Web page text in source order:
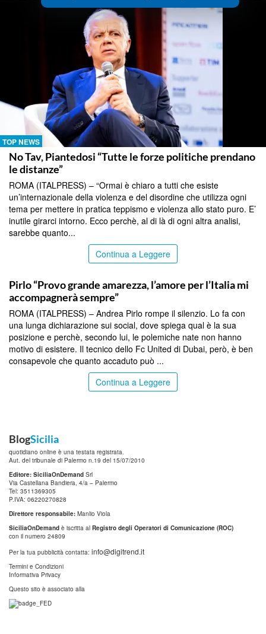
TOP NEWS
No Tav, Piantedosi “Tutte le forze politiche prendano
le distanze”
ROMA (ITALPRESS) – “Ormai è chiaro a tutti che esiste
un’internazionale della violenza e del disordine che utilizza ogni
tema per mettere in pratica teppismo e violenza allo stato puro. E’
inutile girarci intorno. Ecco perchè, al di là di ogni altra analisi,
sarebbe quanto...
Continua a Leggere
Pirlo “Provo grande amarezza, l’amore per l’Italia mi
accompagnerà sempre”
ROMA (ITALPRESS) – Andrea Pirlo rompe il silenzio. Lo fa con
una lunga dichiarazione sui social, dove spiega qual è la sua
posizione e perchè, secondo lui, le polemiche nate non hanno
motivo di esistere. Il tecnico dello Fc United di Dubai, però, è ben
consapevole che quanto accaduto può ...
Continua a Leggere
BlogSicilia
quotidiano online è una testata registrata.
Aut. del tribunale di Palermo n.19 del 15/07/2010
Editore: SiciliaOnDemand Srl
Via Castellana Bandiera, 4/a – Palermo
Tel: 3511369305
P.IVA: 06220270828
Direttore responsabile: Manlio Viola
SiciliaOnDemand è iscritta al Registro degli Operatori di Comunicazione (ROC)
con il numero 24809
Per la tua pubblicità contatta: info@digitrend.it
Termini e Condizioni
Informativa Privacy
Questo sito è associato alla